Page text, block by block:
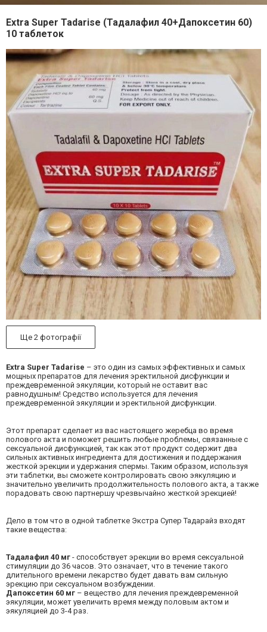
Extra Super Tadarise (Тадалафил 40+Дапоксетин 60)
10 таблеток
Ще 2 фотографії
Extra Super Tadarise – это один из самых эффективных и самых
мощных препаратов для лечения эректильной дисфункции и
преждевременной эякуляции, который не оставит вас
равнодушным! Средство используется для лечения
преждевременной эякуляции и эректильной дисфункции.
Этот препарат сделает из вас настоящего жеребца во время
полового акта и поможет решить любые проблемы, связанные с
сексуальной дисфункцией, так как этот продукт содержит два
сильных активных ингредиента для достижения и поддержания
жесткой эрекции и удержания спермы. Таким образом, используя
эти таблетки, вы сможете контролировать свою эякуляцию и
значительно увеличить продолжительность полового акта, а также
порадовать свою партнершу чрезвычайно жесткой эрекцией!
Дело в том что в одной таблетке Экстра Супер Тадарайз входят
такие вещества:
Тадалафил 40 мг - способствует эрекции во время сексуальной
стимуляции до 36 часов. Это означает, что в течение такого
длительного времени лекарство будет давать вам сильную
эрекцию при сексуальном возбуждении.
Дапоксетин 60 мг – вещество для лечения преждевременной
эякуляции, может увеличить время между половым актом и
эякуляцией до 3-4 раз.